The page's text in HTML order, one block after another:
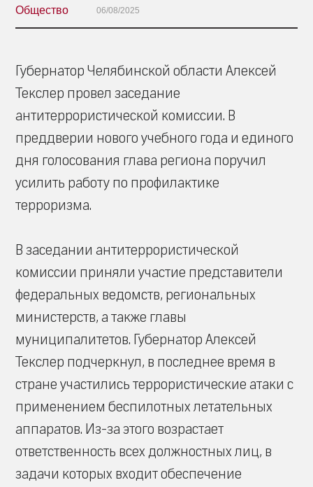
Общество 06/08/2025
Губернатор Челябинской области Алексей
Текслер провел заседание
антитеррористической комиссии. В
преддверии нового учебного года и единого
дня голосования глава региона поручил
усилить работу по профилактике
терроризма.
В заседании антитеррористической
комиссии приняли участие представители
федеральных ведомств, региональных
министерств, а также главы
муниципалитетов. Губернатор Алексей
Текслер подчеркнул, в последнее время в
стране участились террористические атаки с
применением беспилотных летательных
аппаратов. Из-за этого возрастает
ответственность всех должностных лиц, в
задачи которых входит обеспечение